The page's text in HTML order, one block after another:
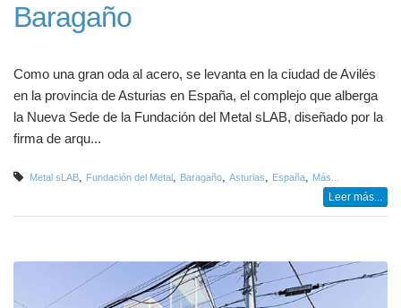
Baragaño
Como una gran oda al acero, se levanta en la ciudad de Avilés
en la provincia de Asturias en España, el complejo que alberga
la Nueva Sede de la Fundación del Metal sLAB, diseñado por la
firma de arqu...
Metal sLAB, Fundación del Metal, Baragaño, Asturias, España, Más...
Leer más...